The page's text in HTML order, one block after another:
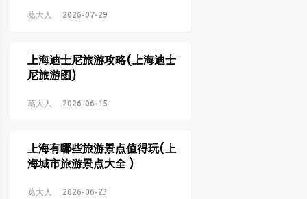
葛大人 2026-07-29
上海迪士尼旅游攻略(上海迪士
尼旅游图)
葛大人 2026-06-15
上海有哪些旅游景点值得玩(上
海城市旅游景点大全 )
葛大人 2026-06-23